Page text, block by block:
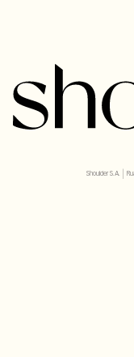
Shoulder S.A. |